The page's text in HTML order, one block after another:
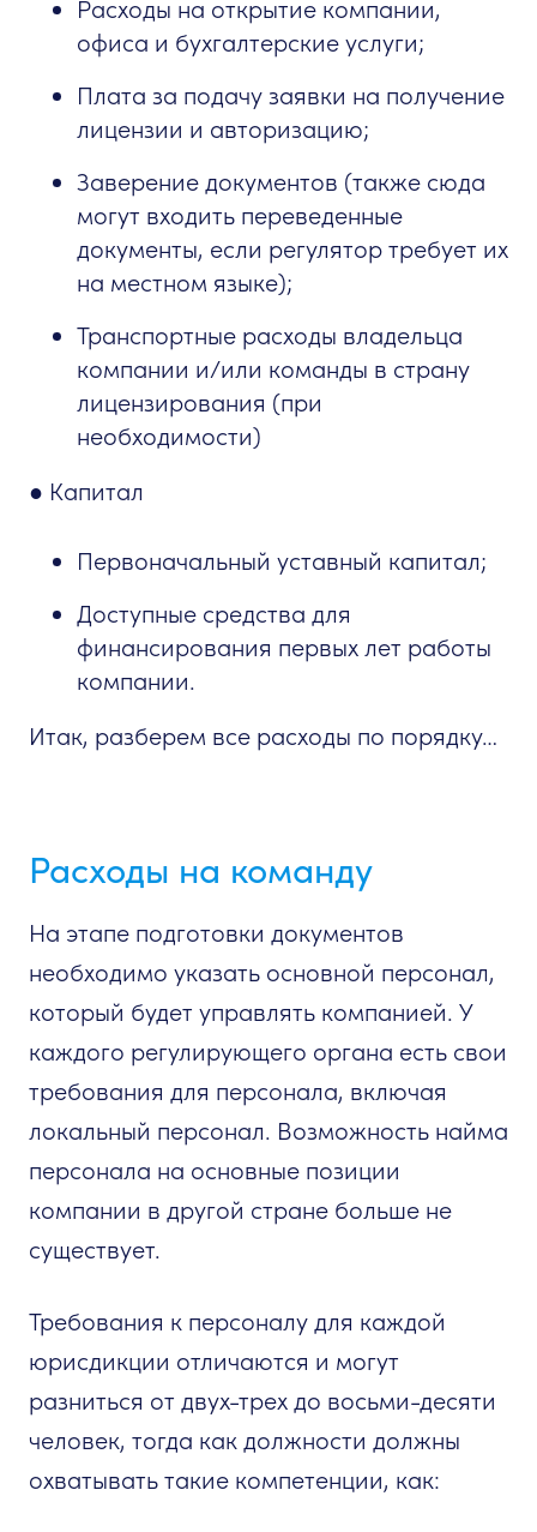
Расходы на открытие компании,
офиса и бухгалтерские услуги;
Плата за подачу заявки на получение
лицензии и авторизацию;
Заверение документов (также сюда
могут входить переведенные
документы, если регулятор требует их
на местном языке);
Транспортные расходы владельца
компании и/или команды в страну
лицензирования (при
необходимости)
● Капитал
Первоначальный уставный капитал;
Доступные средства для
финансирования первых лет работы
компании.
Итак, разберем все расходы по порядку…
Расходы на команду
На этапе подготовки документов
необходимо указать основной персонал,
который будет управлять компанией. У
каждого регулирующего органа есть свои
требования для персонала, включая
локальный персонал. Возможность найма
персонала на основные позиции
компании в другой стране больше не
существует.
Требования к персоналу для каждой
юрисдикции отличаются и могут
разниться от двух-трех до восьми-десяти
человек, тогда как должности должны
охватывать такие компетенции, как: